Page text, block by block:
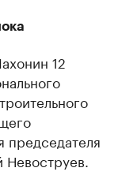
12
председателя
Невоструев.